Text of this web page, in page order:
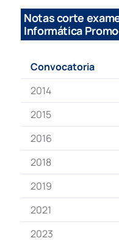
Notas corte
Informática
Convocatoria
2014
2015
2016
2018
2019
2021
2023